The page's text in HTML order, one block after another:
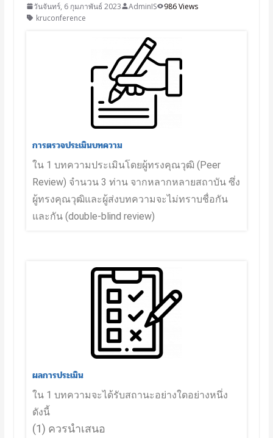
วันจันทร์, 6 กุมภาพันธ์ 2023 AdminIS
986 Views
kruconference
การตรวจประเมินบทความ
ใน 1 บทความประเมินโดยผู้ทรงคุณวุฒิ (Peer
Review) จำนวน 3 ท่าน จากหลากหลายสถาบัน ซึ่ง
ผู้ทรงคุณวุฒิและผู้ส่งบทความจะไม่ทราบชื่อกัน
และกัน (double-blind review)
ผลการประเมิน
ใน 1 บทความจะได้รับสถานะอย่างใดอย่างหนึ่ง
ดังนี้
(1) ควรนำเสนอ